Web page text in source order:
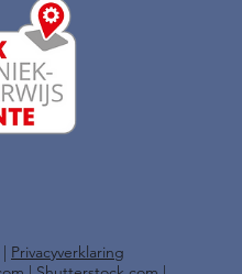
Privacyverklaring